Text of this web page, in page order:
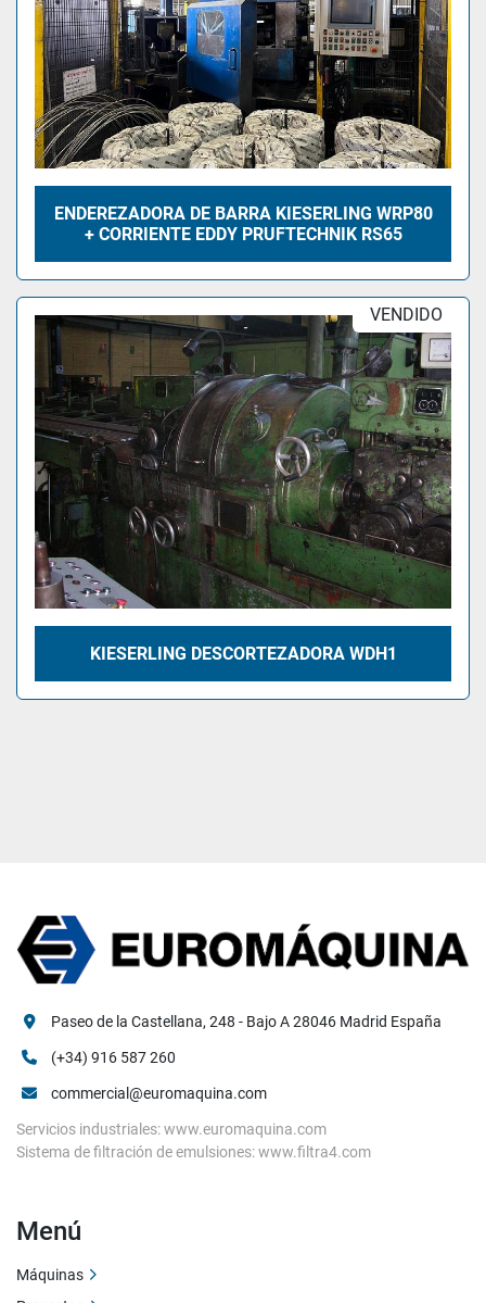
ENDEREZADORA DE BARRA KIESERLING WRP80
+ CORRIENTE EDDY PRUFTECHNIK RS65
VENDIDO
KIESERLING DESCORTEZADORA WDH1
Paseo de la Castellana, 248 - Bajo A 28046 Madrid España
(+34) 916 587 260
commercial@euromaquina.com
Servicios industriales: www.euromaquina.com
Sistema de filtración de emulsiones: www.filtra4.com
Menú
Máquinas